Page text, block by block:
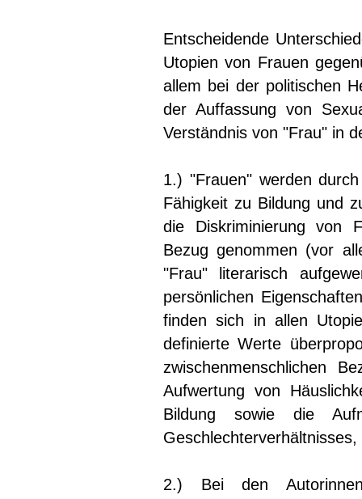
Entscheidende
Utopien von Frauen
allem bei der politischen
der Auffassung von
Verständnis von "Frau" in
1.) "Frauen" werden
Fähigkeit zu Bildung und
die Diskriminierung von
Bezug genommen (vor
"Frau" literarisch
persönlichen
finden sich in allen
definierte Werte
zwischenmenschlichen
Aufwertung von
Bildung sowie die
2.) Bei den